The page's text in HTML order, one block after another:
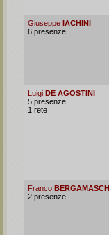
Giuseppe IACHINI
6 presenze
Luigi DE AGOSTINI
5 presenze
1 rete
Franco BERGAMASCHI
2 presenze